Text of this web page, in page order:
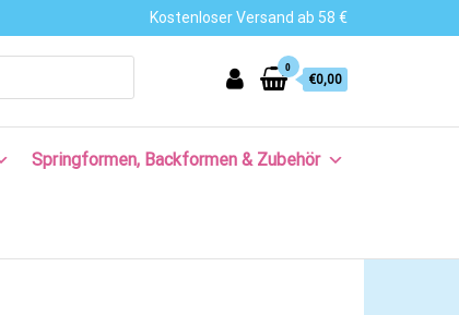
Kostenloser Versand ab 58 €
0
€0,00
Springformen, Backformen & Zubehör